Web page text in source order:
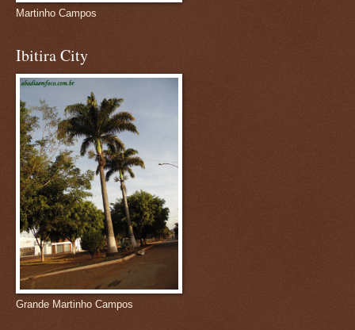
Martinho Campos
Ibitira City
Grande Martinho Campos